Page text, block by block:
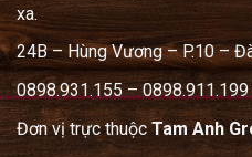
xa.
24B – Hùng Vương – P.10 –
0898.931.155 –
Đơn vị trực thuộcTam Anh